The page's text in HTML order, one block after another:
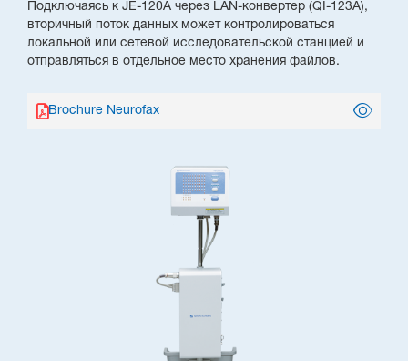
Подключаясь к JE-120A через LAN-конвертер (QI-123A),
вторичный поток данных может контролироваться
локальной или сетевой исследовательской станцией и
отправляться в отдельное место хранения файлов.
Brochure Neurofax